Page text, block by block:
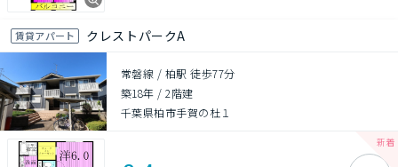
賃貸アパート クレストパークA
常磐線 / 柏駅 徒歩77分
築18年 /2階建
千葉県柏市手賀の杜１